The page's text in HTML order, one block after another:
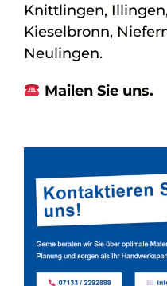
Knittlingen,
Kieselbronn,
Neulingen.
Mailen Sie uns.